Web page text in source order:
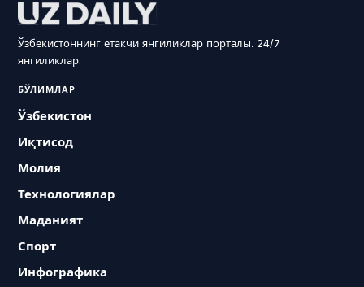
Ўзбекистоннинг етакчи янгиликлар порталы. 24/7
янгиликлар.
БЎЛИМЛАР
Ўзбекистон
Иқтисод
Молия
Технологиялар
Маданият
Спорт
Инфографика